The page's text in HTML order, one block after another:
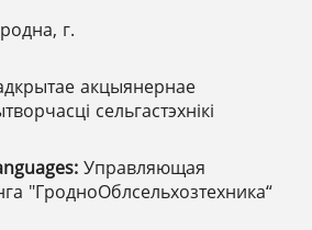
г.
акцыянернае
сельгастэхнікі
Управляющая
"ГродноОблсельхозтехника“